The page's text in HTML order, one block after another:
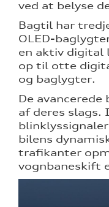
ved at belyse
Bagtil har
OLED-
en aktiv digital
op til otte
og baglygter.
De
af deres slags.
bilens
trafikanter
vognbaneskift